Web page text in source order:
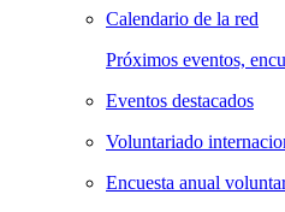
Calendario de la red
Próximos eventos,
Eventos destacados
Voluntariado
Encuesta anual